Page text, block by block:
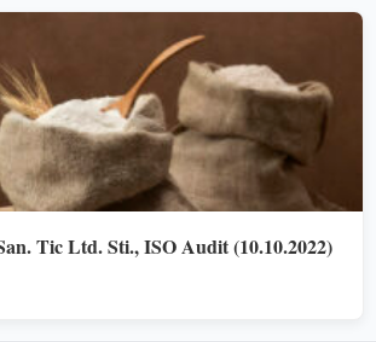
Tic Ltd. Sti., ISO Audit (10.10.2022)